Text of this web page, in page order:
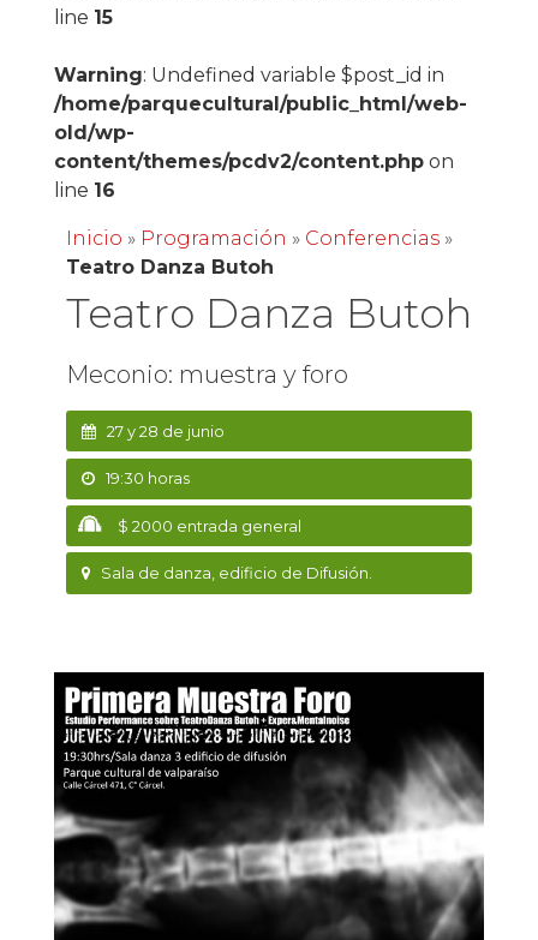
line 15
Warning: Undefined variable $post_id in
/home/parquecultural/public_html/web-
old/wp-
content/themes/pcdv2/content.phpon
line 16
Inicio » Programación » Conferencias»
Teatro Danza Butoh
Teatro Danza Butoh
Meconio: muestra y foro
27 y 28 de junio
19:30 horas
$ 2000 entrada general
Sala de danza, edificio de Difusión.